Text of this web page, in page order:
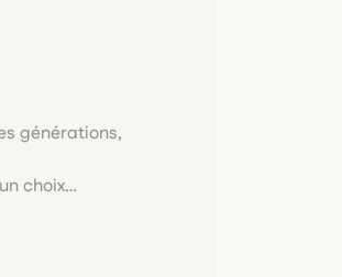
générations,
choix